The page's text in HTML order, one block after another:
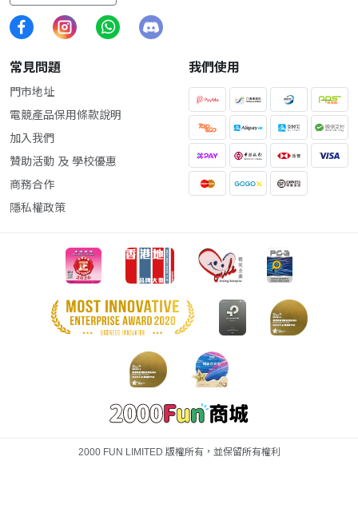
常見問題
門市地址
電競產品保用條款說明
加入我們
贊助活動 及 學校優惠
商務合作
隱私權政策
我們使用
2000 FUN LIMITED 版權所有，並保留所有權利